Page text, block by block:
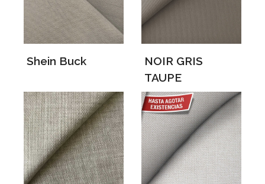
Shein Buck
NOIR GRIS
TAUPE